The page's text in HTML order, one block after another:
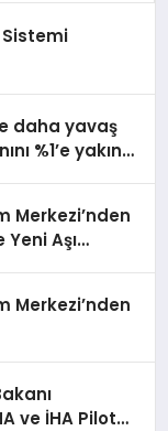
daha yavaş
%1’e yakın
Merkezi’nden
Yeni Aşı
Merkezi’nden
ve İHA Pilot